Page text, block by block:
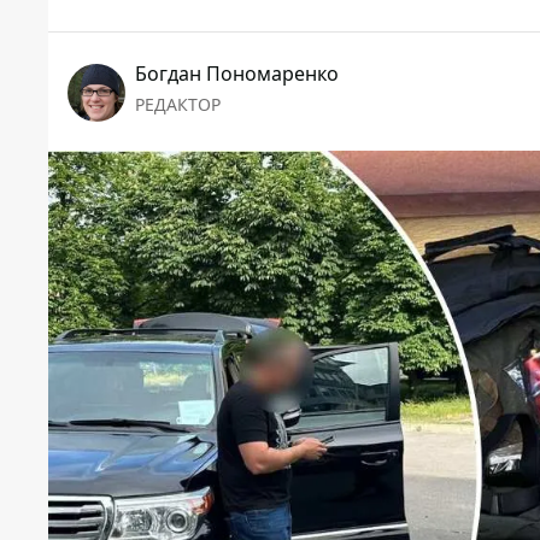
Богдан Пономаренко
РЕДАКТОР